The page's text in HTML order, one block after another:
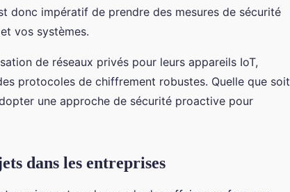
donc impératif de prendre des mesures de sécurité
vos systèmes.
de réseaux privés pour leurs appareils IoT,
protocoles de chiffrement robustes. Quelle que soit
une approche de sécurité proactive pour
dans les entreprises